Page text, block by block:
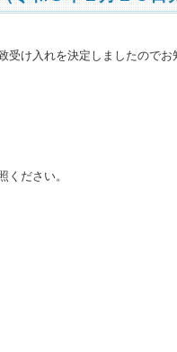
受け入れを決定しましたのでお
ださい。